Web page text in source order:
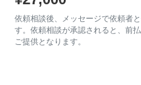
依頼相談後、メッセージで依頼者
す。依頼相談が承認されると、前
ご提供となります。